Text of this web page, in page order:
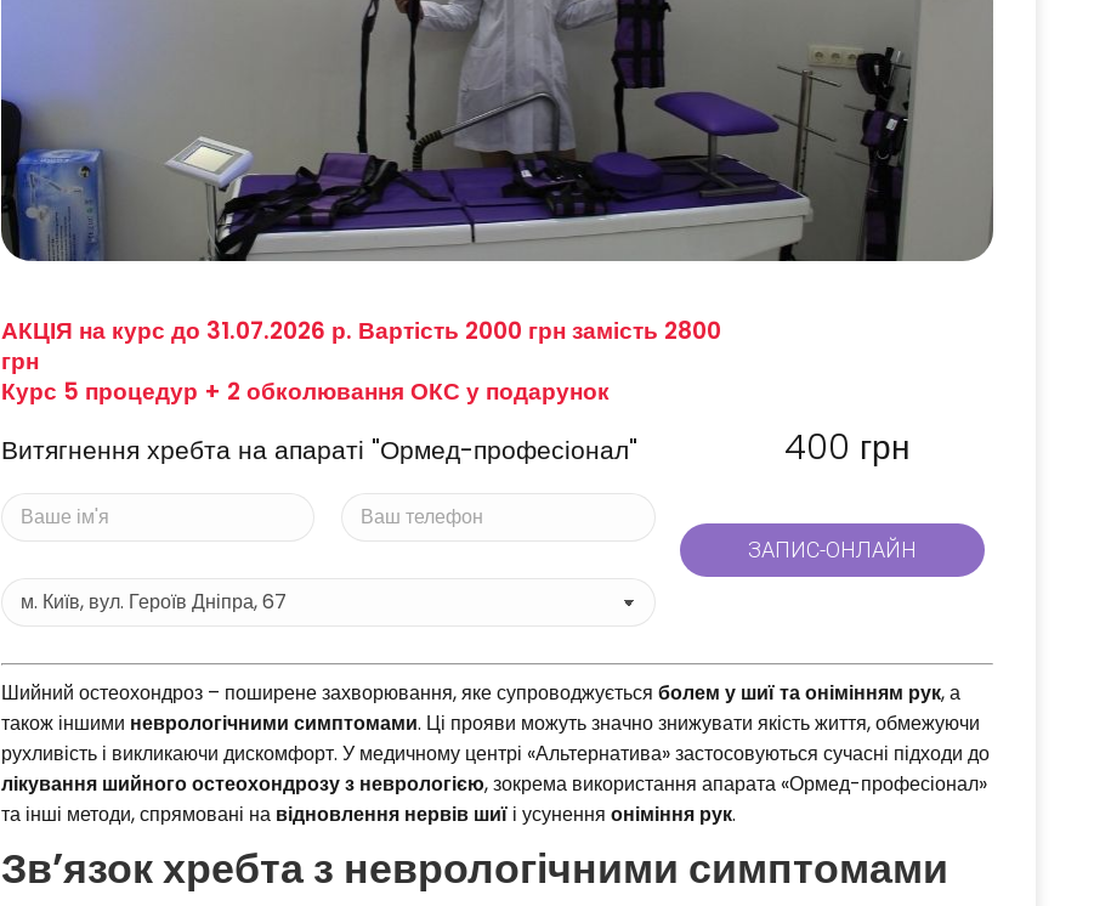
АКЦІЯ на курс до 31.07.2026 р. Вартість 2000 грн замість 2800
грн
Курс 5 процедур + 2 обколювання ОКС у подарунок
Витягнення хребта на апараті "Ормед-професіонал" 400 грн
Шийний остеохондроз – поширене захворювання, яке супроводжується болем у шиї та онімінням рук, а
також іншими неврологічними симптомами. Ці прояви можуть значно знижувати якість життя, обмежуючи
рухливість і викликаючи дискомфорт. У медичному центрі «Альтернатива» застосовуються сучасні підходи до
лікування шийного остеохондрозу з неврологією, зокрема використання апарата «Ормед-професіонал»
та інші методи, спрямовані на відновлення нервів шиїі усунення оніміння рук.
Зв’язок хребта з неврологічними симптомами